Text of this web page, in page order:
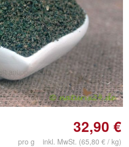
antippen zum
32,90 €
pro g inkl. MwSt. (65,80 € / kg)